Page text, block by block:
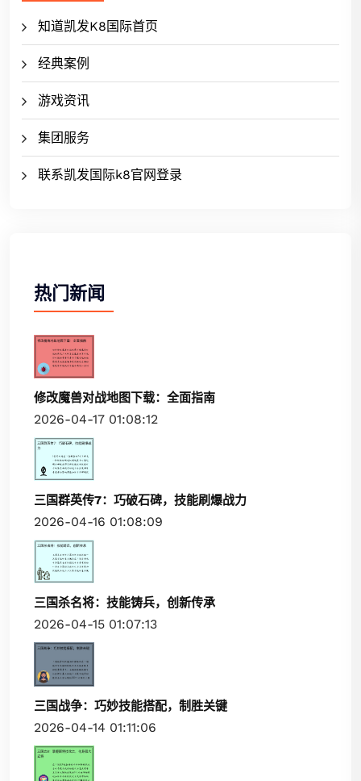
知道凯发K8国际首页
经典案例
游戏资讯
集团服务
联系凯发国际k8官网登录
热门新闻
修改魔兽对战地图下载：全面指南
2026-04-17 01:08:12
三国群英传7：巧破石碑，技能刷爆战力
2026-04-16 01:08:09
三国杀名将：技能铸兵，创新传承
2026-04-15 01:07:13
三国战争：巧妙技能搭配，制胜关键
2026-04-14 01:11:06